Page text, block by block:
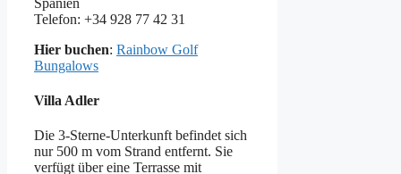
Telefon: +34 928 77 42 31
Hier buchen: Rainbow Golf
Bungalows
Villa Adler
Die 3-Sterne-Unterkunft befindet sich
nur 500 m vom Strand entfernt. Sie
verfügt über eine Terrasse mit